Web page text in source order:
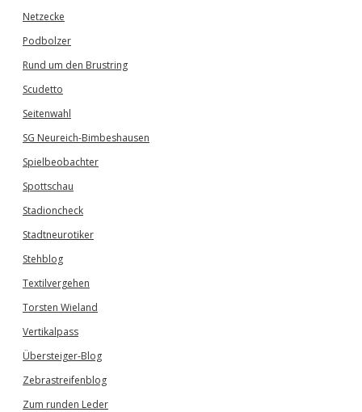
Netzecke
Podbolzer
Rund um den Brustring
Scudetto
Seitenwahl
SG Neureich-Bimbeshausen
Spielbeobachter
Spottschau
Stadioncheck
Stadtneurotiker
Stehblog
Textilvergehen
Torsten Wieland
Vertikalpass
Übersteiger-Blog
Zebrastreifenblog
Zum runden Leder